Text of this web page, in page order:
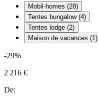
Mobil-homes (28)
Tentes bungalow (4)
Tentes lodge (2)
Maison de vacances (1)
-29%
2 216 €
De: